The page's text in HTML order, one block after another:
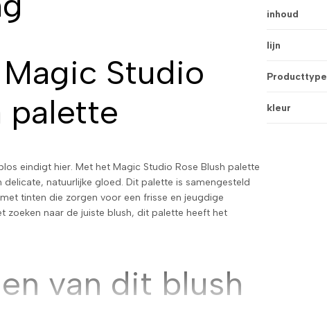
Studio
palette
eindigt hier. Met het Magic Studio Rose Blush palette
natuurlijke gloed. Dit palette is samengesteld
tinten die zorgen voor een frisse en jeugdige
zoeken naar de juiste blush, dit palette heeft het
van dit blush
inhoud
lijn
Producttype
kleur